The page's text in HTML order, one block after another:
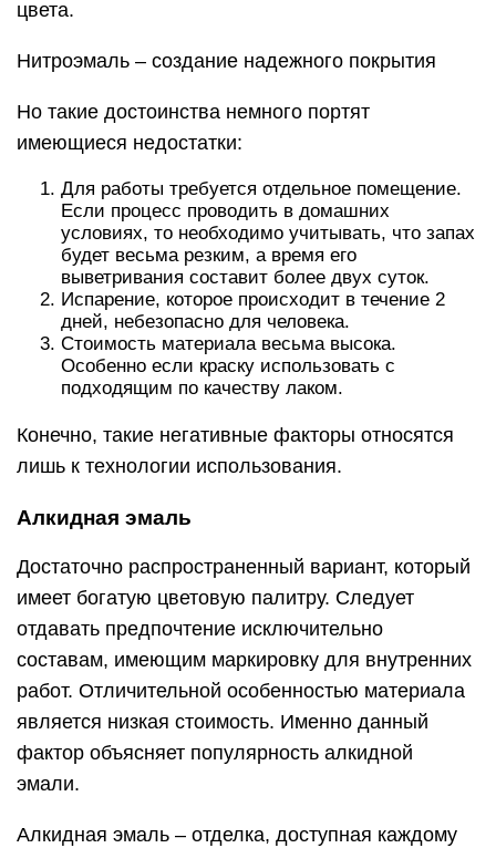
цвета.
Нитроэмаль – создание надежного покрытия
Но такие достоинства немного портят
имеющиеся недостатки:
Для работы требуется отдельное помещение.
Если процесс проводить в домашних
условиях, то необходимо учитывать, что запах
будет весьма резким, а время его
выветривания составит более двух суток.
Испарение, которое происходит в течение 2
дней, небезопасно для человека.
Стоимость материала весьма высока.
Особенно если краску использовать с
подходящим по качеству лаком.
Конечно, такие негативные факторы относятся
лишь к технологии использования.
Алкидная эмаль
Достаточно распространенный вариант, который
имеет богатую цветовую палитру. Следует
отдавать предпочтение исключительно
составам, имеющим маркировку для внутренних
работ. Отличительной особенностью материала
является низкая стоимость. Именно данный
фактор объясняет популярность алкидной
эмали.
Алкидная эмаль – отделка, доступная каждому